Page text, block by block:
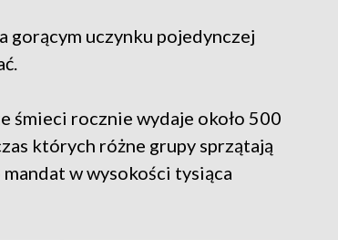
gorącym uczynku pojedynczej
śmieci rocznie wydaje około 500
których różne grupy sprzątają
w wysokości tysiąca